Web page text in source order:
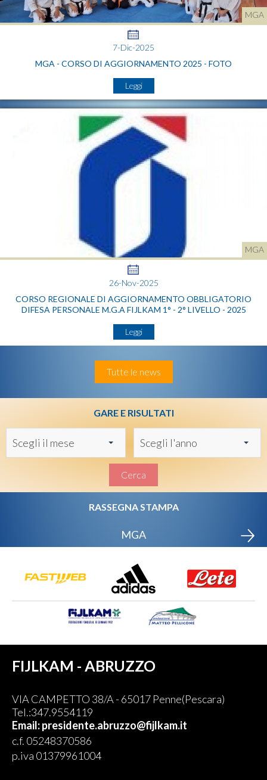
7-Dic-2025
MGA
MGA - CORSO DI AGGIORNAMENTO 2025 - FOTO
Leggi
26-Nov-2025
MGA
CORSO REGIONALE DI AGGIORNAMENTO OBBLIGATORIO
DIFESA PERSONALE M.G.A FIJLKAM 1° - 2° LIVELLO - 2025
Leggi
Tutte le news
GARE E RISULTATI
Scegli il mese Scegli l'anno
Cerca
RASSEGNA STAMPA
MGA
FIJLKAM - ABRUZZO
VIA CAMPETTO 38/A - 65017 Penne(Pescara)
Tel.:347.9554119
Email: presidente.abruzzo@fijlkam.it
c.f. 05248370586
p.iva 01379961004